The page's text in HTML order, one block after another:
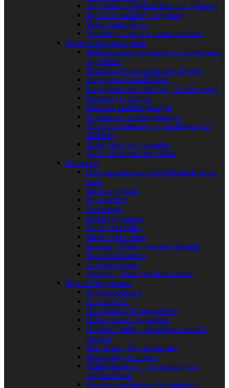
Skillnaden på låglandsleder och fjälleder
Tips inför vandring i regnskog
Torka kläder på tur
Vandring i torra och varma områden
Förberedelser inför turen
Behålla andningsförmåga och impregnera
regnkläder
Hemsidor för att planera tur i Norge
Impregnera bomullskläder
Impregnera skor med vax, fett eller spray
Planering av långtur
Reparera vandringskängor
Ta hand om vandringskängor
Tips inför planering av vandringar och
skidturer
Torka frukt och grönsaker
Valla och ta hand om skidor
På marsch
Hitta personer som blivit begravda av en
lavin
Justera ryggsäck
Krysspejling
Orientering
Packa ryggsäcken
På tur med pulka
Raster under turen
Skavsår – Förebygga och behandla
Ta ut kompasskurs
Undvika laviner
Vadning – kom över älven säkert
Tips vid lägerplatsen
Bygga snöbivack
Göra upp eld
Hitta tillbaka till lägerplatsen
Hålla värmen i sovsäcken
Kondens i tältet – så undviker du blöt
sovsäck
Mat på tur – Tips på lätt mat
Matlagning på vintern
Multibränslekök – användning och
begränsningar
Reparera uppblåsbart liggunderlag